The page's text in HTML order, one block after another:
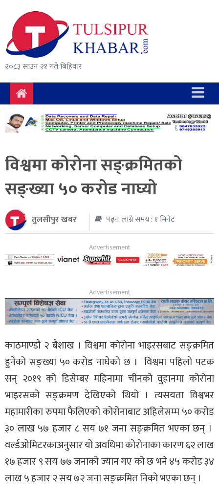
२०८३ साउन २१ गते बिहिवार
समाचार
राजनीति
सुरक्षा/
अपराध
दुर्घटना
विचार
अर्थ
संवाद
मनोरञ्जन
विश्वमा कोरोना सङ्क्रमितको
सङ्ख्या ५० करोड नाघ्यो
तुलसीपुर खबर पढ्न लाग्ने समय : १ मिनेट
काठमाण्डौ २ बैशाख । विश्वमा कोरोना भाइरसबाट सङ्क्रमित
हुनेको सङ्ख्या ५० करोड नाघेको छ । विश्वमा पहिलो पटक
सन् २०१९ को डिसेम्बर महिनामा चीनको वुहानमा कोरोना
भाइरसको सङ्क्रमण देखिएको थियो । त्यसयता विश्वभर
महामारीका रुपमा फैलिएको कोरोनाबाट अहिलेसम्म ५० करोड
३० लाख ५७ हजार ८ सय ७१ जना सङ्क्रमित भएका छन् ।
वर्ल्डओमिटरकाअनुसार यो अवधिमा कोरोनाका कारण ६२ लाख
१७ हजार ९ सय ७७ जनाको ज्यान गए को छ भने ४५ करोड ३४
लाख ५ हजार २ सय ७२ जना सङ्क्रमित निको भएका छन् ।